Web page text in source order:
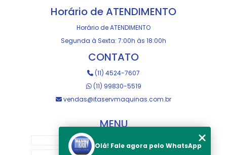
Horário de ATENDIMENTO
Horário de ATENDIMENTO
Segunda à Sexta: 7:00h às 18:00h
CONTATO
(11) 4524-7607
(11) 99830-5519
vendas@itaservmaquinas.com.br
MENU
Olá! Fale agora pelo WhatsApp